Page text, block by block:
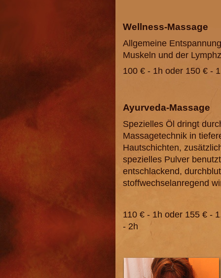
Wellness-Massage
Allgemeine
Muskeln und der
100 € - 1h oder 150 € -
Ayurveda-Massage
Spezielles Öl dringt
Massagetechnik in
Hautschichten,
spezielles Pulver
entschlackend,
stoffwechselanregend
110 € - 1h oder 155 € -
- 2h